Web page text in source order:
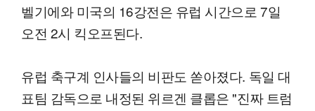
벨기에와 미국의 16강전은 유럽 시간으로 7일
오전 2시 킥오프된다.
유럽 축구계 인사들의 비판도 쏟아졌다. 독일 대
표팀 감독으로 내정된 위르겐 클롭은 "진짜 트럼